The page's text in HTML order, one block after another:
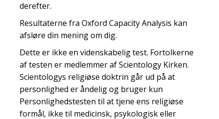
derefter.
Resultaterne fra Oxford Capacity Analysis kan
afsløre din mening om dig.
Dette er ikke en videnskabelig test. Fortolkerne
af testen er medlemmer af Scientology Kirken.
Scientologys religiøse doktrin går ud på at
personlighed er åndelig og bruger kun
Personlighedstesten til at tjene ens religiøse
formål, ikke til medicinsk, psykologisk eller